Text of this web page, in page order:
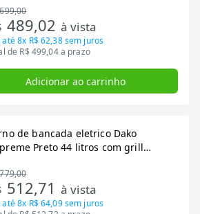
489,02 à vista
até8x R$ 62,38sem juros
de R$ 499,04 a prazo
Adicionar ao carrinho
de bancada eletrico Dako
Preto 44 litros com grill
512,71 à vista
até8x R$ 64,09sem juros